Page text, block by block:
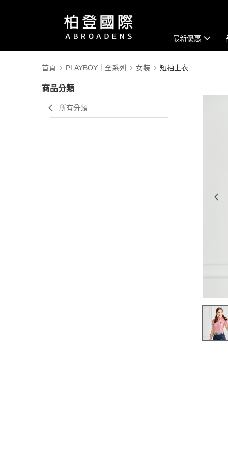
最新優惠
首頁 PLAYBOY｜全系列 女裝 短袖上衣
商品分類
所有分類